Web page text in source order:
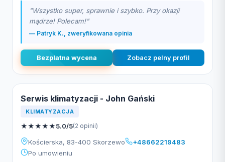
"Wszystko super, sprawnie i szybko. Przy okazji
mądrze! Polecam!"
— Patryk K., zweryfikowana opinia
Bezplatna wycena Zobacz pelny profil
Serwis klimatyzacji - John Gański
KLIMATYZACJA
★★★★★5.0/5(2 opinii)
Kościerska, 83-400 Skorzewo
+48662219483
Po umowieniu